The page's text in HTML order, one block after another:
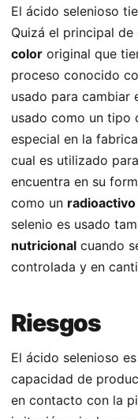
El ácido selenioso
Quizá el principal
color original que
proceso conocido
usado para cambiar
usado como un tipo
especial en la
cual es utilizado
encuentra en su
como un
selenio es usado
nutricional cuando
controlada y en
Riesgos
El ácido selenioso es
capacidad de
en contacto con la